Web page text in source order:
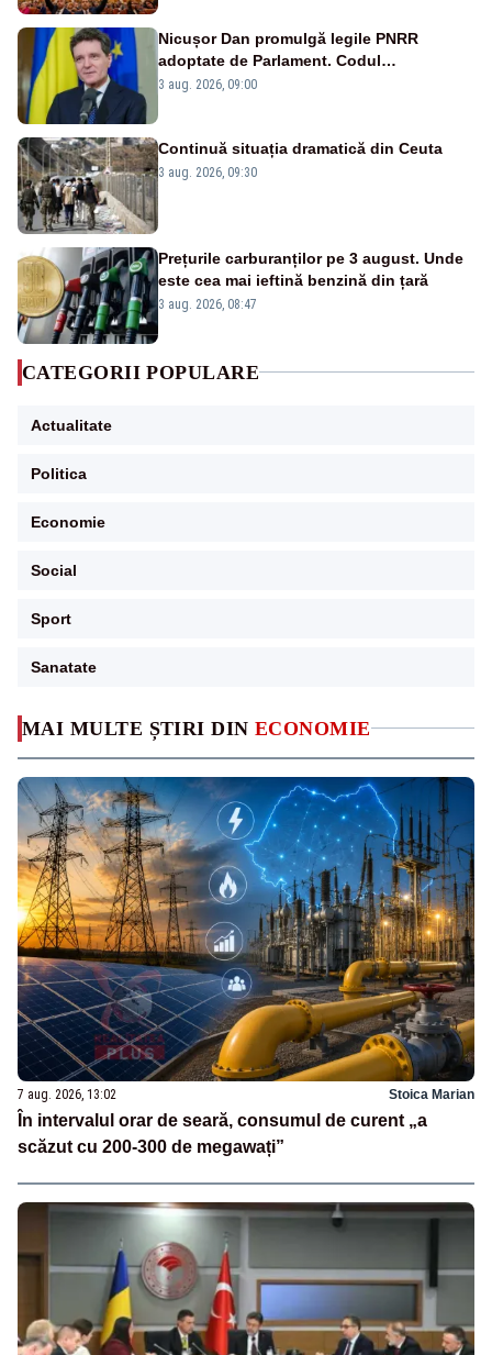
MAI MULTE ȘTIRI DIN ECONOMIE
7 aug. 2026, 13:02 Stoica Marian
În intervalul orar de seară, consumul de curent „a
scăzut cu 200-300 de megawați”
Nicușor Dan promulgă legile PNRR
adoptate de Parlament. Codul
urbanismului, printre actele normative
3 aug. 2026, 09:00
Continuă situația dramatică din Ceuta
3 aug. 2026, 09:30
Prețurile carburanților pe 3 august. Unde
este cea mai ieftină benzină din țară
3 aug. 2026, 08:47
CATEGORII POPULARE
Actualitate
Politica
Economie
Social
Sport
Sanatate